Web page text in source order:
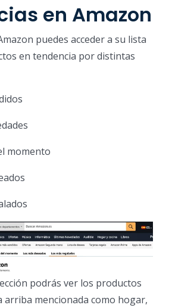
en Amazon
puedes acceder a su lista
en tendencia por distintas
momento
podrás ver los productos
arriba mencionada como hogar,